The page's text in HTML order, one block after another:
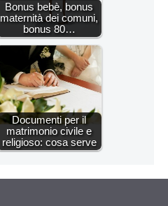
Bonus bebè, bonus
maternità dei comuni,
bonus 80…
Documenti per il
matrimonio civile e
religioso: cosa serve